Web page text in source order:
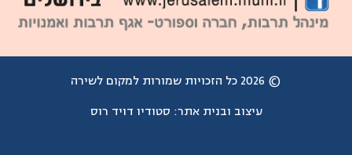
© 2026 כל הזכויות שמורות למקום לשירה
עיצוב ובנית אתר: סטודיו דויד רוס